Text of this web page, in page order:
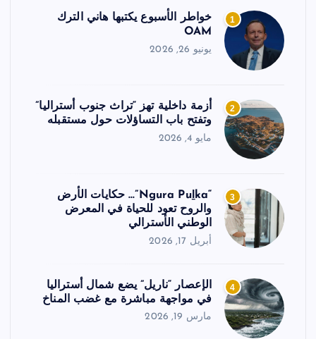
1
خواطر الأسبوع يكتبها هاني الترك
OAM
يونيو 26, 2026
2
أزمة داخلية تهز “تراث جنوب أستراليا”
وتفتح باب التساؤلات حول مستقبله
مايو 4, 2026
3
“Ngura Puḻka”… حكايات الأرض
والروح تعود للحياة في المعرض
الوطني الأسترالي
أبريل 17, 2026
4
الإعصار “ناريل” يضع شمال أستراليا
في مواجهة مباشرة مع غضب المناخ
مارس 19, 2026